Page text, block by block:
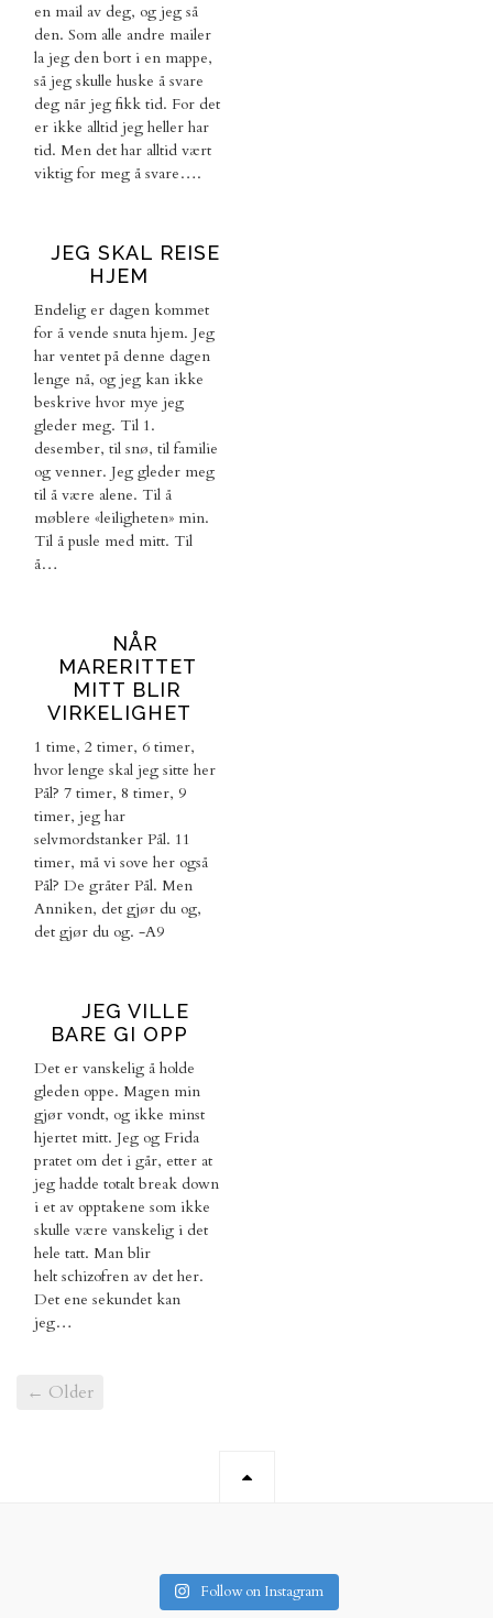
en mail av deg, og jeg så
den. Som alle andre mailer
la jeg den bort i en mappe,
så jeg skulle huske å svare
deg når jeg fikk tid. For det
er ikke alltid jeg heller har
tid. Men det har alltid vært
viktig for meg å svare….
JEG SKAL REISE
HJEM
Endelig er dagen kommet
for å vende snuta hjem. Jeg
har ventet på denne dagen
lenge nå, og jeg kan ikke
beskrive hvor mye jeg
gleder meg. Til 1.
desember, til snø, til familie
og venner. Jeg gleder meg
til å være alene. Til å
møblere «leiligheten» min.
Til å pusle med mitt. Til
å…
NÅR
MARERITTET
MITT BLIR
VIRKELIGHET
1 time, 2 timer, 6 timer,
hvor lenge skal jeg sitte her
Pål? 7 timer, 8 timer, 9
timer, jeg har
selvmordstanker Pål. 11
timer, må vi sove her også
Pål? De gråter Pål. Men
Anniken, det gjør du og,
det gjør du og. -A9
JEG VILLE
BARE GI OPP
Det er vanskelig å holde
gleden oppe. Magen min
gjør vondt, og ikke minst
hjertet mitt. Jeg og Frida
pratet om det i går, etter at
jeg hadde totalt break down
i et av opptakene som ikke
skulle være vanskelig i det
hele tatt. Man blir
helt schizofren av det her.
Det ene sekundet kan
jeg…
← Older
Follow on Instagram